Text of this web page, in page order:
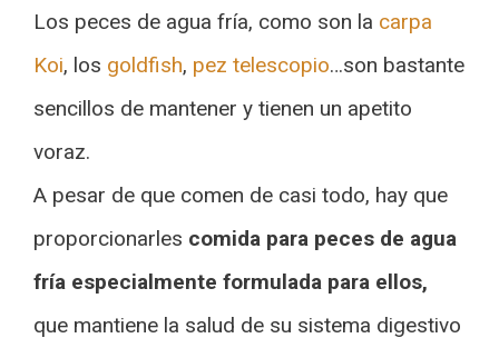
Los peces de agua fría, como son la carpa
Koi, los goldfish, pez telescopio…son bastante
sencillos de mantener y tienen un apetito
voraz.
A pesar de que comen de casi todo, hay que
proporcionarles comida para peces de agua
fría especialmente formulada para ellos,
que mantiene la salud de su sistema digestivo